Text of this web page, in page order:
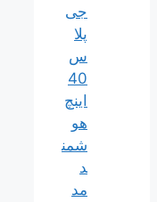
جی
پلا
س
40
اینچ
هو
شمن
د
مد